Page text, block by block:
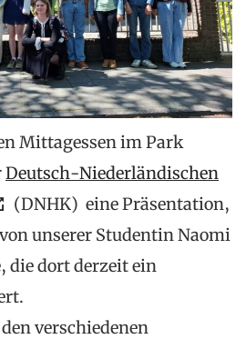
Mittagessen im Park
Deutsch-Niederländischen
(DNHK) eine Präsentation,
unserer Studentin Naomi
die dort derzeit ein
verschiedenen